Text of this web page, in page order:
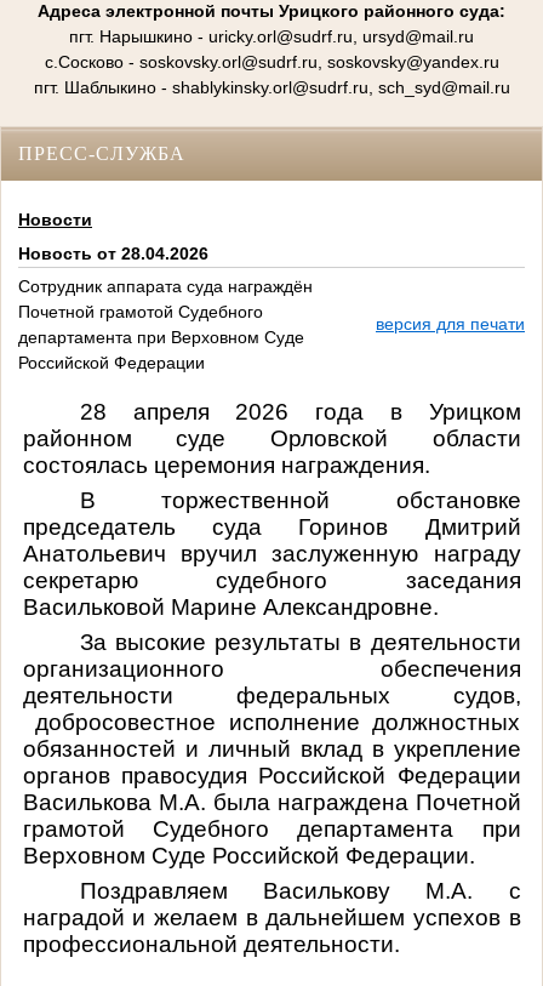
Адреса электронной почты Урицкого районного суда:
пгт. Нарышкино - uricky.orl@sudrf.ru, ursyd@mail.ru
с.Сосково - soskovsky.orl@sudrf.ru, soskovsky@yandex.ru
пгт. Шаблыкино- shablykinsky.orl@sudrf.ru, sch_syd@mail.ru
ПРЕСС-СЛУЖБА
Новости
Новость от 28.04.2026
Сотрудник аппарата суда награждён
Почетной грамотой Судебного
департамента при Верховном Суде
Российской Федерации
версия для печати
28 апреля 2026 года в Урицком
районном суде Орловской области
состоялась церемония награждения.
В торжественной обстановке
председатель суда Горинов Дмитрий
Анатольевич вручил заслуженную награду
секретарю судебного заседания
Васильковой Марине Александровне.
За высокие результаты в деятельности
организационного обеспечения
деятельности федеральных судов,
добросовестное исполнение должностных
обязанностей и личный вклад в укрепление
органов правосудия Российской Федерации
Василькова М.А. была награждена Почетной
грамотой Судебного департамента при
Верховном Суде Российской Федерации.
Поздравляем Василькову М.А. с
наградой и желаем в дальнейшем успехов в
профессиональной деятельности.